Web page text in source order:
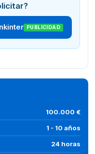
PUBLICIDAD
100.000 €
1 - 10 años
24 horas